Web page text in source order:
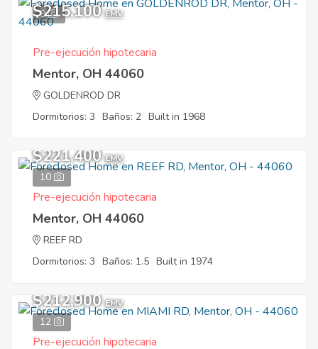
9
$215,100 EMV
Pre-ejecución hipotecaria
Mentor, OH 44060
GOLDENROD DR
Dormitorios: 3 Baños: 2 Built in 1968
10
$221,400 EMV
Pre-ejecución hipotecaria
Mentor, OH 44060
REEF RD
Dormitorios: 3 Baños: 1.5 Built in 1974
12
$212,900 EMV
Pre-ejecución hipotecaria